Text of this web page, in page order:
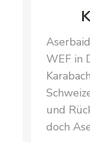
WEF in
und
doch